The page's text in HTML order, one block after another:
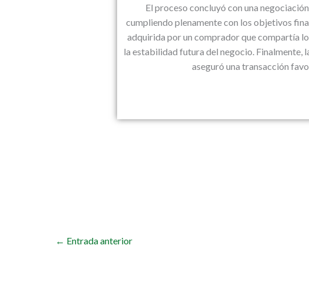
El proceso concluyó con una
cumpliendo plenamente con los objetivos
adquirida por un comprador que compartía
la estabilidad futura del negocio. Finalmente,
aseguró una transacción
← Entrada anterior